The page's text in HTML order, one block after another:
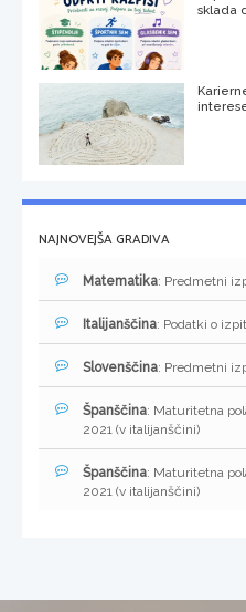
sklada
NAJNOVEJŠA GRADIVA
Matematika: Predmetni
Italijanščina: Podatki o
Slovenščina: Predmetni
Španščina: Maturitetna
2021 (v italijanščini)
Španščina: Maturitetna
2021 (v italijanščini)